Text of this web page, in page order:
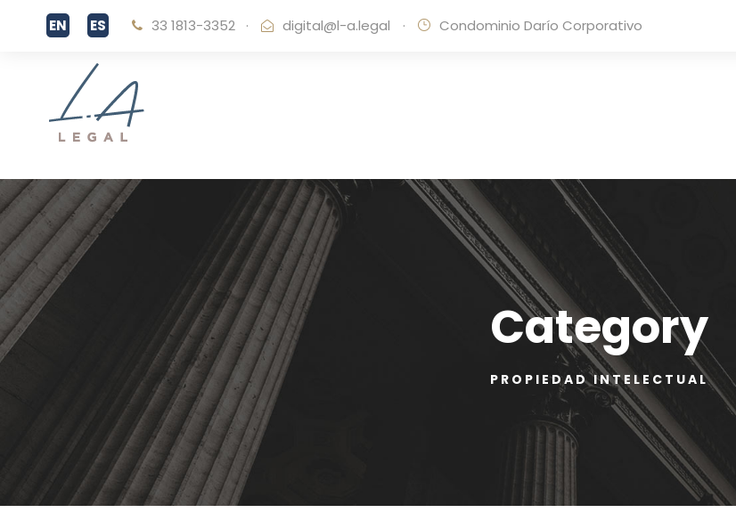
33 1813-3352 · digital@l-a.legal · Condominio Darío Corporativo
Category
PROPIEDAD INTELECTUAL